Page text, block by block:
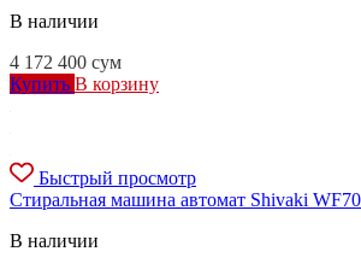
В наличии
4 172 400 сум
Купить В корзину
Быстрый просмотр
Стиральная машина автомат Shivaki
В наличии